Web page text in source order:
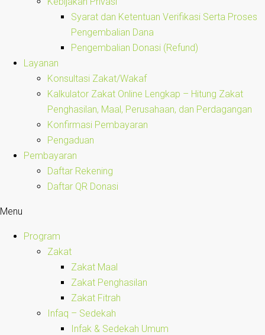
Syarat dan Ketentuan Verifikasi Serta Proses
Pengembalian Dana
Pengembalian Donasi (Refund)
Layanan
Konsultasi Zakat/Wakaf
Kalkulator Zakat Online Lengkap – Hitung Zakat
Penghasilan, Maal, Perusahaan, dan Perdagangan
Konfirmasi Pembayaran
Pengaduan
Pembayaran
Daftar Rekening
Daftar QR Donasi
Menu
Program
Zakat
Zakat Maal
Zakat Penghasilan
Zakat Fitrah
Infaq – Sedekah
Infak & Sedekah Umum